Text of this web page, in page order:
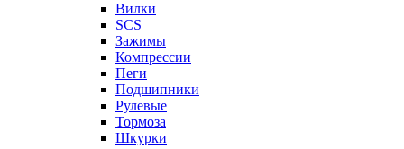
Вилки
SCS
Зажимы
Компрессии
Пеги
Подшипники
Рулевые
Тормоза
Шкурки